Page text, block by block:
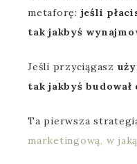
metaforę: jeśli
tak jakbyś
Jeśli przyciągasz
tak jakbyś budował
Ta pierwsza
marketingową, w